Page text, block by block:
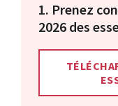
1. Prenez
2026 des